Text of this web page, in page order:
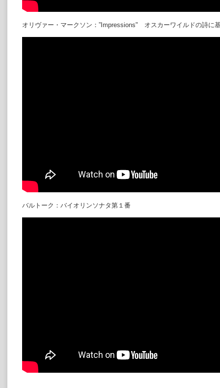
オリヴァー・マークソン：”Impressions" オスカーワイルドの詩に
バルトーク：バイオリンソナタ第１番